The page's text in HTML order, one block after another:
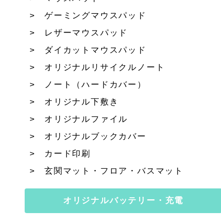
ゲーミングマウスパッド
レザーマウスパッド
ダイカットマウスパッド
オリジナルリサイクルノート
ノート（ハードカバー）
オリジナル下敷き
オリジナルファイル
オリジナルブックカバー
カード印刷
玄関マット・フロア・バスマット
オリジナルバッテリー・充電